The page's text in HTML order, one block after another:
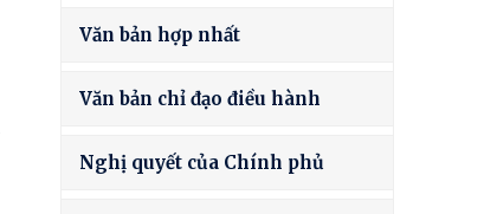
Văn bản hợp nhất
Văn bản chỉ đạo điều hành
Nghị quyết của Chính phủ